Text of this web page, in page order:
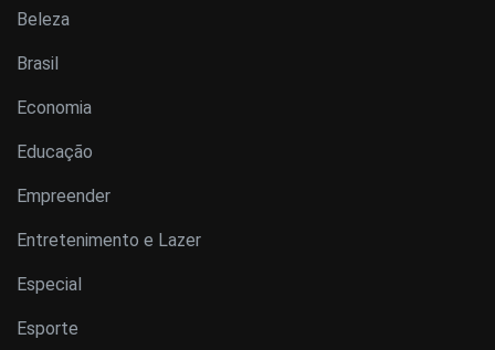
Beleza
Brasil
Economia
Educação
Empreender
Entretenimento e Lazer
Especial
Esporte